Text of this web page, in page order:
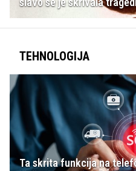
TEHNOLOGIJA
Ta skrita funkcija na